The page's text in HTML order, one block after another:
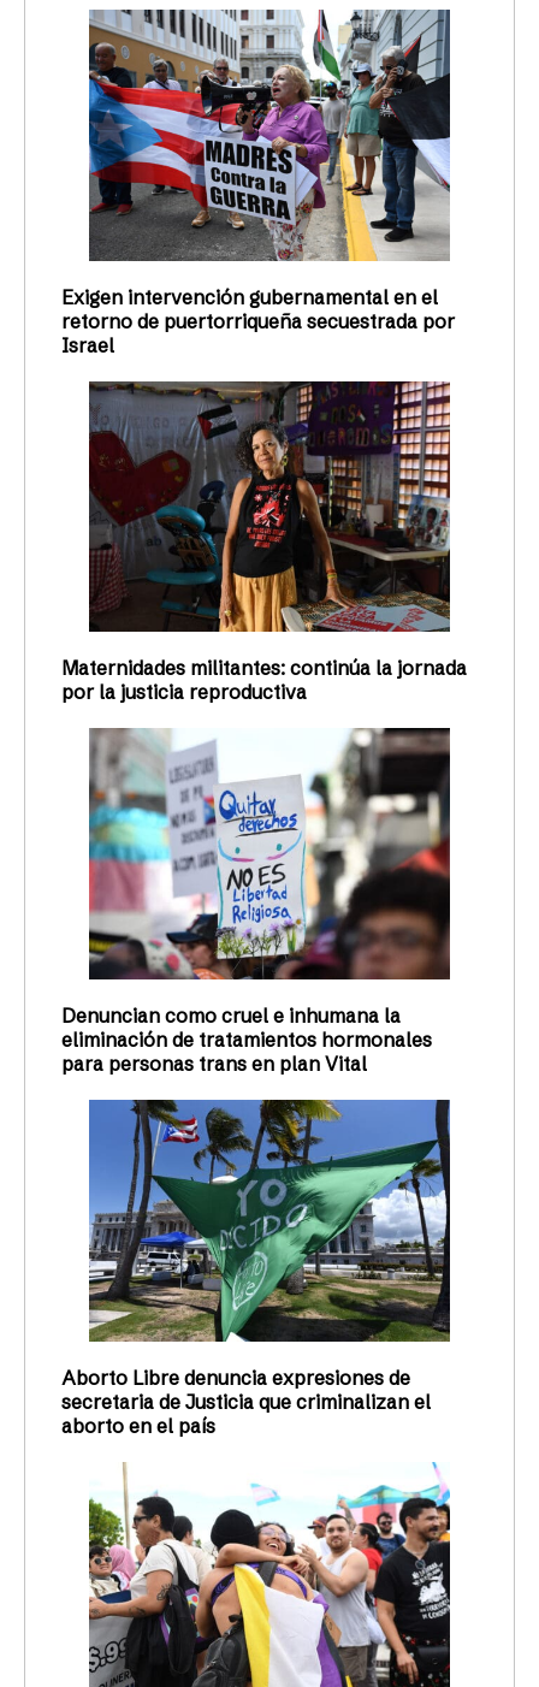
Exigen intervención gubernamental en el
retorno de puertorriqueña secuestrada por
Israel
Maternidades militantes: continúa la jornada
por la justicia reproductiva
Denuncian como cruel e inhumana la
eliminación de tratamientos hormonales
para personas trans en plan Vital
Aborto Libre denuncia expresiones de
secretaria de Justicia que criminalizan el
aborto en el país